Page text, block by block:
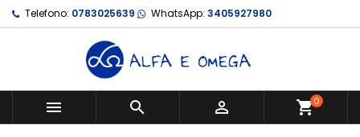
Telefono: 0783025639 WhatsApp: 3405927980
   shopping_cart0